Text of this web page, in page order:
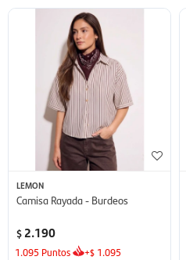
LEMON
Camisa Rayada - Burdeos
$ 2.190
1.095 Puntos +$ 1.095